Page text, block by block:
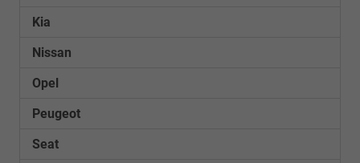
Kia
Nissan
Opel
Peugeot
Seat